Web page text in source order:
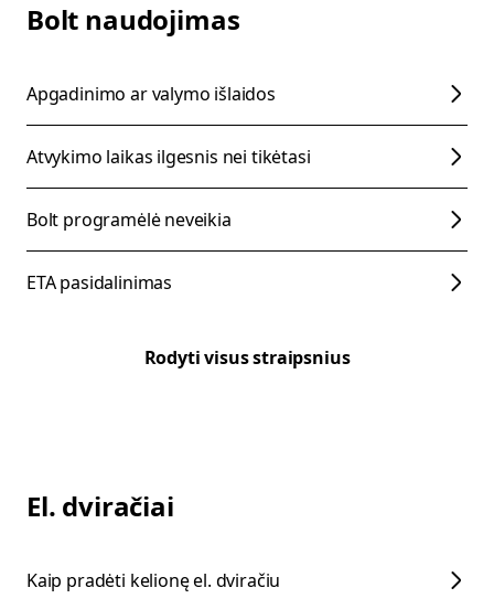
Bolt naudojimas
Apgadinimo ar valymo išlaidos
Atvykimo laikas ilgesnis nei tikėtasi
Bolt programėlė neveikia
ETA pasidalinimas
Rodyti visus straipsnius
El. dviračiai
Kaip pradėti kelionę el. dviračiu